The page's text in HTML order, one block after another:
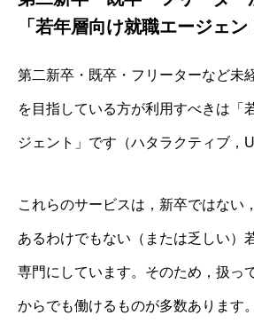
「若年層向け就職エージェン
第二新卒・既卒・フリーターなど未
を目指している方が利用すべきは「
ジェント」です（ハタラクティブ，
これらのサービスは，新卒ではない
あるわけでもない（または乏しい）
専門にしています。そのため，扱っ
からでも働けるものが多数あります。